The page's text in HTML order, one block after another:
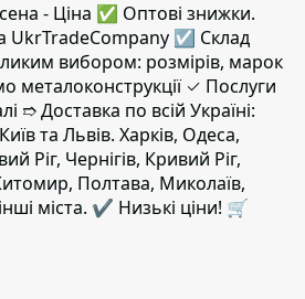
- Ціна ✅️ Оптові знижки.
UkrTradeCompany ☑ Склад
вибором: розмірів, марок
металоконструкції ✓ Послуги
➱ Доставка по всій Україні:
та Львів. Харків, Одеса,
Ріг, Чернігів, Кривий Ріг,
Полтава, Миколаїв,
міста. ✔️ Низькі ціни! 🛒